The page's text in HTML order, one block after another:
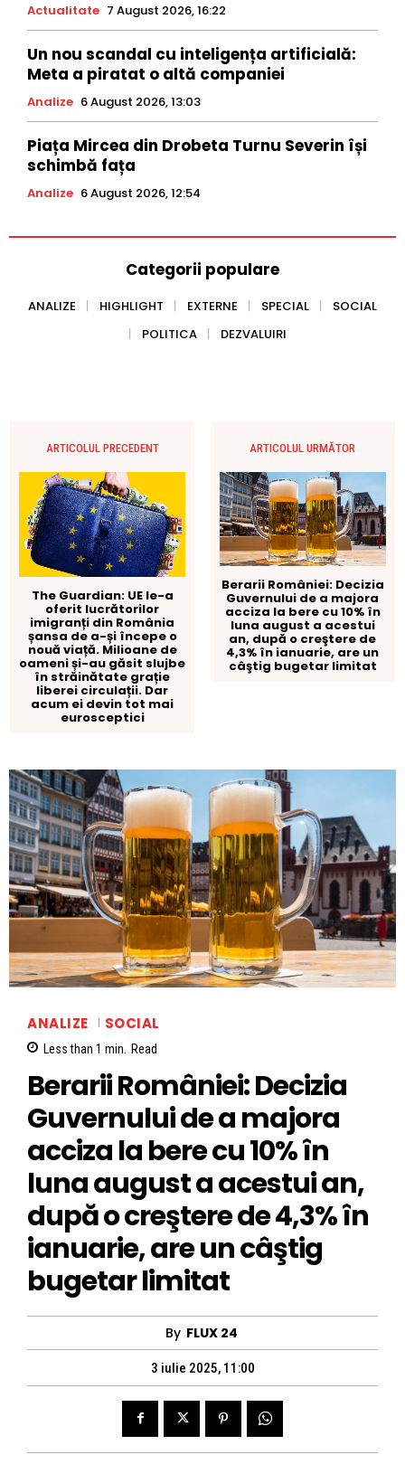
Actualitate 7 August 2026, 16:22
Un nou scandal cu inteligența artificială:
Meta a piratat o altă companiei
Analize 6 August 2026, 13:03
Piața Mircea din Drobeta Turnu Severin își
schimbă fața
Analize 6 August 2026, 12:54
Categorii populare
ANALIZE HIGHLIGHT EXTERNE SPECIAL
SOCIAL
POLITICA
DEZVALUIRI
ARTICOLUL PRECEDENT
The Guardian: UE le-a
oferit lucrătorilor
imigranți din România
șansa de a-și începe o
nouă viață. Milioane de
oameni și-au găsit slujbe
în străinătate grație
liberei circulații. Dar
acum ei devin tot mai
eurosceptici
ARTICOLUL URMĂTOR
Berarii României: Decizia
Guvernului de a majora
acciza la bere cu 10% în
luna august a acestui
an, după o creştere de
4,3% în ianuarie, are un
câştig bugetar limitat